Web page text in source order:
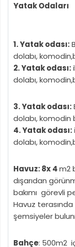
Yatak Odaları
1. Yatak odası:
dolabı,
2. Yatak odası:
dolabı,
3. Yatak odası:
dolabı, komodin
4. Yatak odası:
dolabı,
Havuz: 8x 4m2
dışarıdan
bakımı görevli
Havuz
şemsiyeler
Bahçe: 500m2